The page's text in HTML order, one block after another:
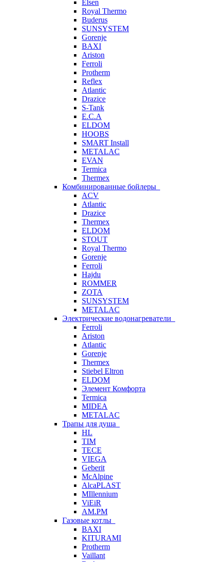
Elsen
Royal Thermo
Buderus
SUNSYSTEM
Gorenje
BAXI
Ariston
Ferroli
Protherm
Reflex
Atlantic
Drazice
S-Tank
E.C.A
ELDOM
HOOBS
SMART Install
METALAC
EVAN
Termica
Thermex
Комбинированные бойлеры
ACV
Atlantic
Drazice
Thermex
ELDOM
STOUT
Royal Thermo
Gorenje
Ferroli
Hajdu
ROMMER
ZOTA
SUNSYSTEM
METALAC
Электрические водонагреватели
Ferroli
Ariston
Atlantic
Gorenje
Thermex
Stiebel Eltron
ELDOM
Элемент Комфорта
Termica
MIDEA
METALAC
Трапы для душа
HL
TIM
TECE
VIEGA
Geberit
McAlpine
AlcaPLAST
MIllennium
ViEiR
AM.PM
Газовые котлы
BAXI
KITURAMI
Protherm
Vaillant